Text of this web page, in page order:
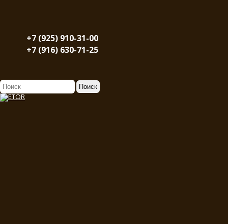
+7 (925) 910-31-00
+7 (916) 630-71-25